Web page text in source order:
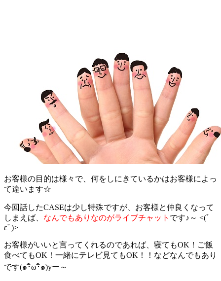
お客様の目的は様々で、何をしにきているかはお客様によっ
て違います☆
今回話したCASEは少し特殊ですが、お客様と仲良くなって
しまえば、 なんでもありなのがライブチャット です♪～ <(ﾟ
εﾟ)>
お客様がいいと言ってくれるのであれば、寝てもOK！ご飯
食べてもOK！一緒にテレビ見てもOK！！などなんでもあり
です(๑･ิω･ิ๑)yー～